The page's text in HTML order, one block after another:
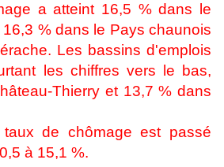
a atteint 16,5 % dans le
% dans le Pays chaunois
Les bassins d'emplois
les chiffres vers le bas,
Thierry et 13,7 % dans
de chômage est passé
à 15,1 %.